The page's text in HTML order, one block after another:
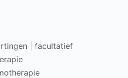
| facultatief